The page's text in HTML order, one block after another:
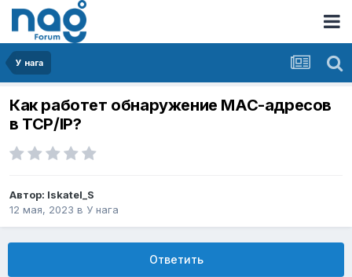
У нага
Как работет обнаружение MAC-адресов
в TCP/IP?
Автор: Iskatel_S
12 мая, 2023 в У нага
Ответить